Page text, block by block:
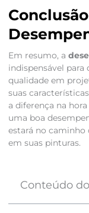
Em resumo, a
indispensável
qualidade em
suas
a diferença na
uma boa
estará no caminho
em suas pinturas.
Conteúdo